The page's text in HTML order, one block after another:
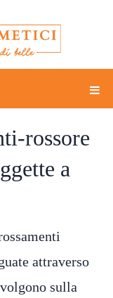
rossore
a
attraverso
sulla